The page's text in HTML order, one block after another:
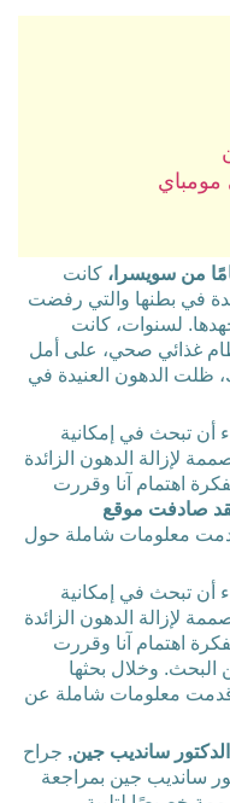
كانت
في بطنها والتي رفضت
لسنوات، كانت
غذائي صحي، على أمل
ظلت الدهون العنيدة في
أن تبحث في إمكانية
لإزالة الدهون الزائدة
اهتمام آنا وقررت
صادفت موقع
معلومات شاملة حول
أن تبحث في إمكانية
لإزالة الدهون الزائدة
اهتمام آنا وقررت
قدمت معلومات شاملة عن
سانديب جين, جراح
سانديب جين بمراجعة